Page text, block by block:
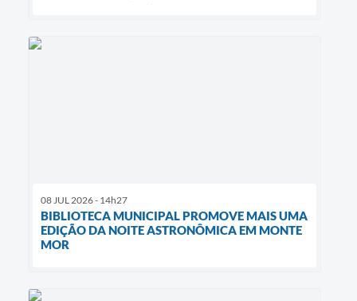
08 JUL 2026 - 14h27
BIBLIOTECA MUNICIPAL PROMOVE MAIS UMA
EDIÇÃO DA NOITE ASTRONÔMICA EM MONTE
MOR